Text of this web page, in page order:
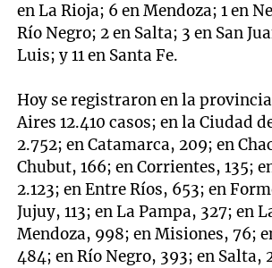
en La Rioja; 6 en Mendoza; 1 en
Río Negro; 2 en Salta; 3 en San
Luis; y 11 en Santa Fe.
Hoy se registraron en la provincia
Aires 12.410 casos; en la Ciudad
2.752; en Catamarca, 209; en
Chubut, 166; en Corrientes, 135;
2.123; en Entre Ríos, 653; en
Jujuy, 113; en La Pampa, 327; en
Mendoza, 998; en Misiones, 76;
484; en Río Negro, 393; en Salta,